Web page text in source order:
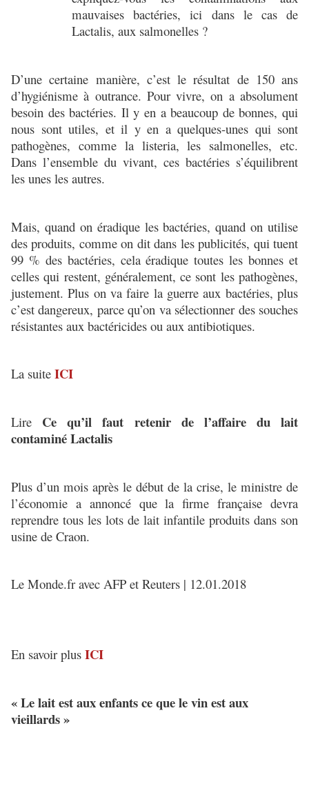
mauvaises bactéries, ici dans le cas de
Lactalis, aux salmonelles ?
D’une certaine manière, c’est le résultat de 150 ans
d’hygiénisme à outrance. Pour vivre, on a absolument
besoin des bactéries. Il y en a beaucoup de bonnes, qui
nous sont utiles, et il y en a quelques-unes qui sont
pathogènes, comme la listeria, les salmonelles, etc.
Dans l’ensemble du vivant, ces bactéries s’équilibrent
les unes les autres.
Mais, quand on éradique les bactéries, quand on utilise
des produits, comme on dit dans les publicités, qui tuent
99 % des bactéries, cela éradique toutes les bonnes et
celles qui restent, généralement, ce sont les pathogènes,
justement. Plus on va faire la guerre aux bactéries, plus
c’est dangereux, parce qu’on va sélectionner des souches
résistantes aux bactéricides ou aux antibiotiques.
La suite ICI
Lire Ce qu’il faut retenir de l’affaire du lait
contaminé Lactalis
Plus d’un mois après le début de la crise, le ministre de
l’économie a annoncé que la firme française devra
reprendre tous les lots de lait infantile produits dans son
usine de Craon.
Le Monde.fr avec AFP et Reuters | 12.01.2018
En savoir plus ICI
« Le lait est aux enfants ce que le vin est aux
vieillards »